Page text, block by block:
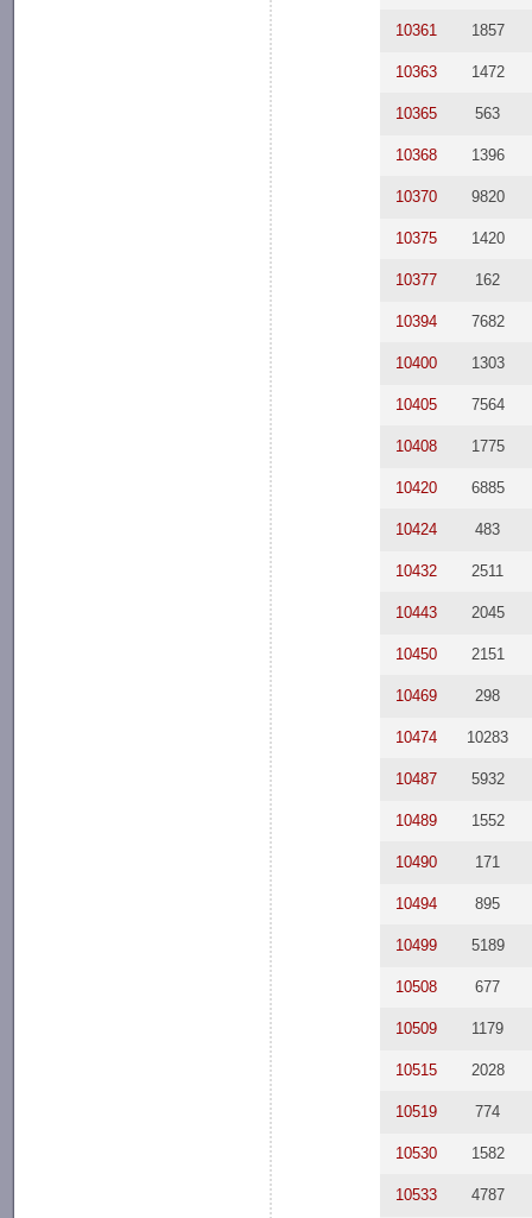
10361 1857
10363 1472
10365 563
10368 1396
10370 9820
10375 1420
10377 162
10394 7682
10400 1303
10405 7564
10408 1775
10420 6885
10424 483
10432 2511
10443 2045
10450 2151
10469 298
10474 10283
10487 5932
10489 1552
10490 171
10494 895
10499 5189
10508 677
10509 1179
10515 2028
10519 774
10530 1582
10533 4787